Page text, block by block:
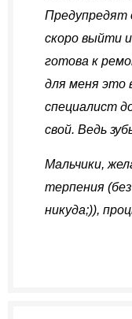
Предупредят
скоро выйти
готова к
для меня это
специалист
свой. Ведь
Мальчики,
терпения
никуда;)),